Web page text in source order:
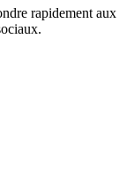
rapidement aux